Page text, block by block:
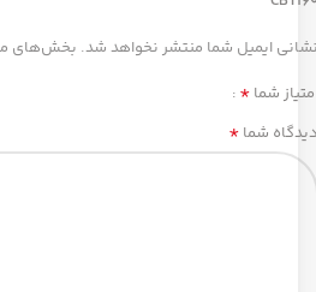
ایمیل شما منتشر نخواهد شد. بخش‌های
شما *
شما *